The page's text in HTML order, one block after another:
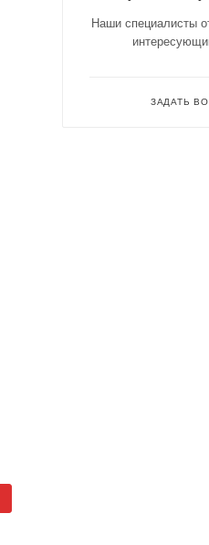
Наши специалисты
ЗАДАТЬ